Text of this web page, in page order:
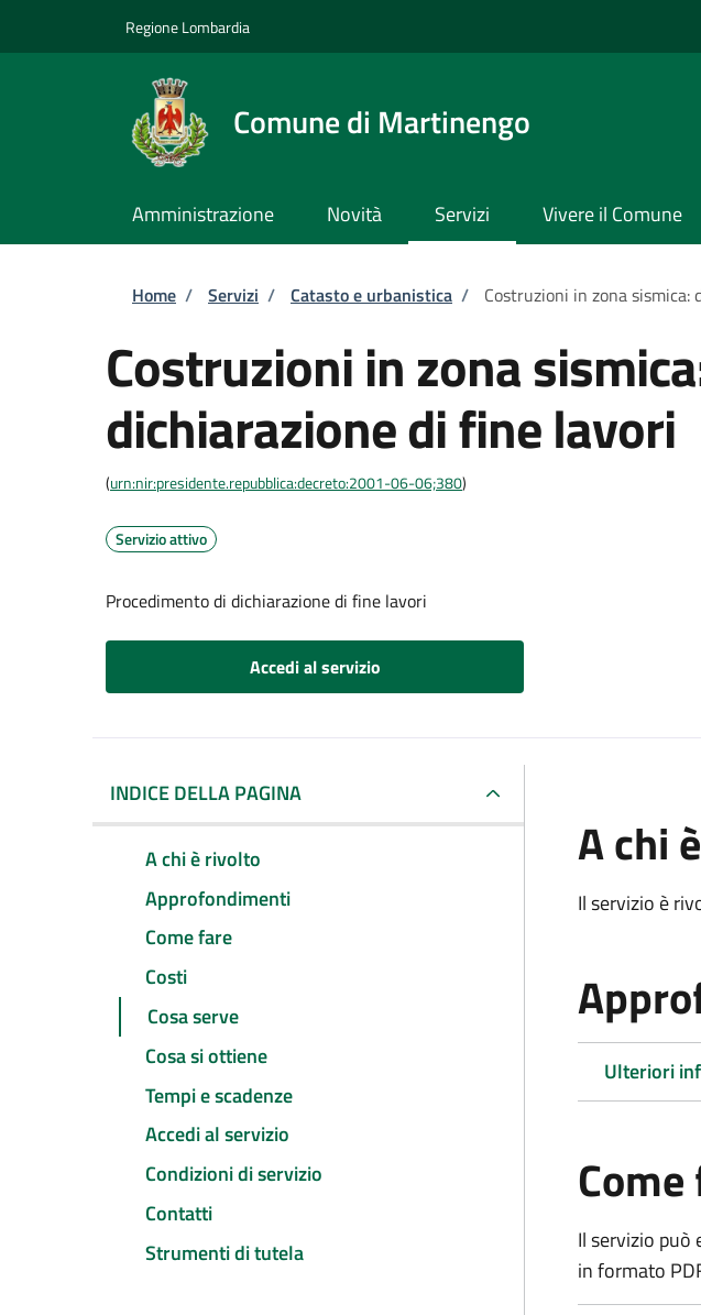
Regione Lombardia
Comune di Martinengo
Amministrazione Novità Servizi Vivere il Comune
Briciole di pane
Home / Servizi / Catasto e urbanistica / Costruzioni in zona
Costruzioni in zona
dichiarazione di fine lavori
(urn:nir:presidente.repubblica:decreto:2001-06-06;380)
Servizio attivo
Procedimento di dichiarazione di fine lavori
Accedi al servizio
INDICE DELLA PAGINA
A chi è rivolto
Approfondimenti
Come fare
Costi
Cosa serve
Cosa si ottiene
Tempi e scadenze
Accedi al servizio
Condizioni di servizio
Contatti
Strumenti di tutela
A chi
Il servizio è
Ulteriori
Il servizio
in formato